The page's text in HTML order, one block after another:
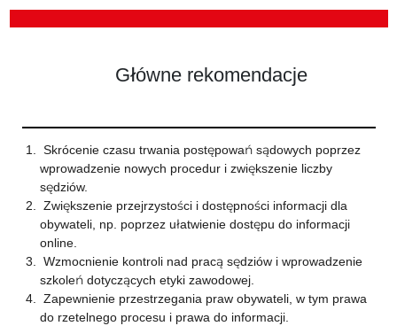
Główne rekomendacje
Skrócenie czasu trwania postępowań sądowych poprzez
wprowadzenie nowych procedur i zwiększenie liczby
sędziów.
Zwiększenie przejrzystości i dostępności informacji dla
obywateli, np. poprzez ułatwienie dostępu do informacji
online.
Wzmocnienie kontroli nad pracą sędziów i wprowadzenie
szkoleń dotyczących etyki zawodowej.
Zapewnienie przestrzegania praw obywateli, w tym prawa
do rzetelnego procesu i prawa do informacji.